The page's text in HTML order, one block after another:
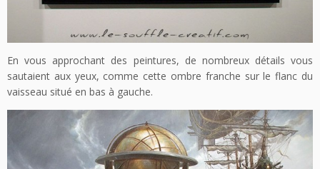
En vous approchant des peintures, de nombreux détails vous
sautaient aux yeux, comme cette ombre franche sur le flanc du
vaisseau situé en bas à gauche.